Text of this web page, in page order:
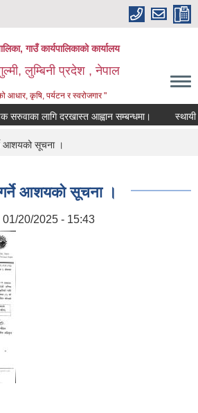
गाउँ कार्यपालिकाको कार्यालय
लुम्बिनी प्रदेश , नेपाल
आधार, कृषि, पर्यटन र स्वरोजगार "
लागि दरखास्त आह्वान सम्बन्धमा। स्थायी
आशयको सूचना ।
आशयको सूचना ।
01/20/2025 - 15:43